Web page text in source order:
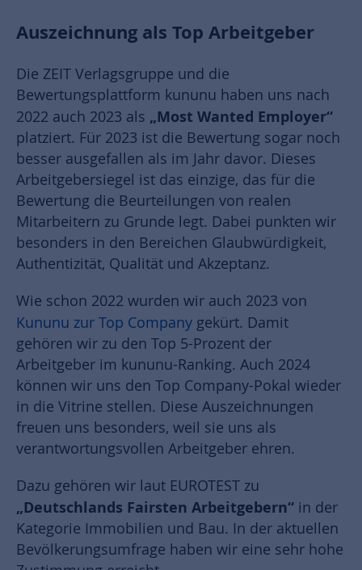
Auszeichnung als Top Arbeitgeber
Die ZEIT Verlagsgruppe und die
Bewertungsplattform kununu haben uns nach
2022 auch 2023 als „Most Wanted Employer“
platziert. Für 2023 ist die Bewertung sogar noch
besser ausgefallen als im Jahr davor. Dieses
Arbeitgebersiegel ist das einzige, das für die
Bewertung die Beurteilungen von realen
Mitarbeitern zu Grunde legt. Dabei punkten wir
besonders in den Bereichen Glaubwürdigkeit,
Authentizität, Qualität und Akzeptanz.
Wie schon 2022 wurden wir auch 2023 von
Kununu zur Top Company gekürt. Damit
gehören wir zu den Top 5-Prozent der
Arbeitgeber im kununu-Ranking. Auch 2024
können wir uns den Top Company-Pokal wieder
in die Vitrine stellen. Diese Auszeichnungen
freuen uns besonders, weil sie uns als
verantwortungsvollen Arbeitgeber ehren.
Dazu gehören wir laut EUROTEST zu
„Deutschlands Fairsten Arbeitgebern“ in der
Kategorie Immobilien und Bau. In der aktuellen
Bevölkerungsumfrage haben wir eine sehr hohe